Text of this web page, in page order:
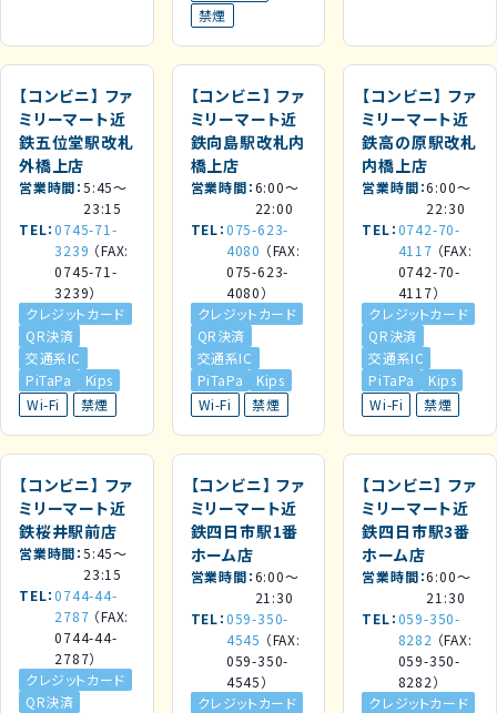
禁煙
【コンビニ】 ファ
ミリーマート近
鉄五位堂駅改札
外橋上店
営業時間 5:45～
23:15
TEL 0745-71-
3239 （FAX:
0745-71-
3239）
クレジットカード
QR決済
交通系IC
PiTaPa
Kips
Wi-Fi
禁煙
【コンビニ】 ファ
ミリーマート近
鉄向島駅改札内
橋上店
営業時間 6:00～
22:00
TEL 075-623-
4080 （FAX:
075-623-
4080）
クレジットカード
QR決済
交通系IC
PiTaPa
Kips
Wi-Fi
禁煙
【コンビニ】 ファ
ミリーマート近
鉄高の原駅改札
内橋上店
営業時間 6:00～
22:30
TEL 0742-70-
4117 （FAX:
0742-70-
4117）
クレジットカード
QR決済
交通系IC
PiTaPa
Kips
Wi-Fi
禁煙
【コンビニ】 ファ
ミリーマート近
鉄桜井駅前店
営業時間 5:45～
23:15
TEL 0744-44-
2787 （FAX:
0744-44-
2787）
クレジットカード
QR決済
【コンビニ】 ファ
ミリーマート近
鉄四日市駅1番
ホーム店
営業時間 6:00～
21:30
TEL 059-350-
4545 （FAX:
059-350-
4545）
クレジットカード
【コンビニ】 ファ
ミリーマート近
鉄四日市駅3番
ホーム店
営業時間 6:00～
21:30
TEL 059-350-
8282 （FAX:
059-350-
8282）
クレジットカード